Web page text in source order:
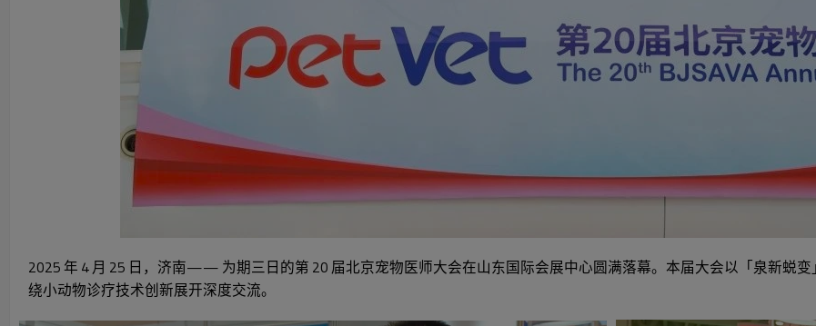
2025 年 4 月 25 日，济南—— 为期三日的第 20 届北京宠物医师大会在山东国际会展中心圆满落幕。本届大会以「泉新蜕
绕小动物诊疗技术创新展开深度交流。